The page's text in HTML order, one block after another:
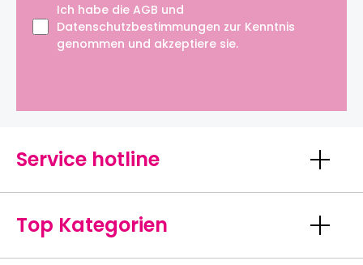
Ich habe die AGB und
Datenschutzbestimmungen zur Kenntnis
genommen und akzeptiere sie.
Service hotline
Top Kategorien